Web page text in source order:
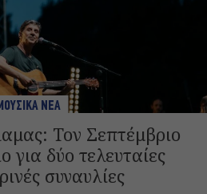
ΝΕΑ
Τον Σεπτέμβριο
για δύο τελευταίες
συναυλίες